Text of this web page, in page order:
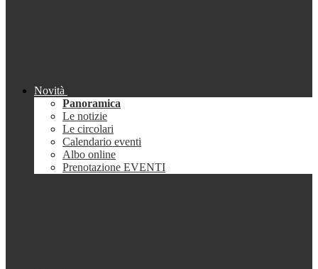
Novità
Panoramica
Le notizie
Le circolari
Calendario eventi
Albo online
Prenotazione EVENTI